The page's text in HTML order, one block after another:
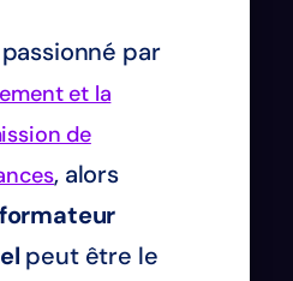
par
et la
de
, alors
peut être le